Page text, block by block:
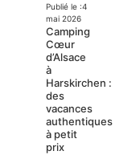
Publié le :4
mai 2026
Camping
Cœur
d’Alsace
à
Harskirchen :
des
vacances
authentiques
à petit
prix